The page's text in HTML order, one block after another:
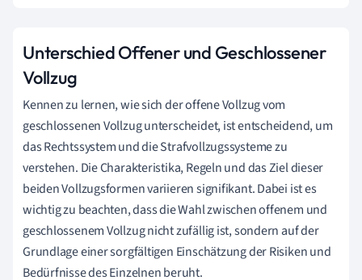
Unterschied Offener und Geschlossener
Vollzug
Kennen zu lernen, wie sich der offene Vollzug vom
geschlossenen Vollzug unterscheidet, ist entscheidend, um
das Rechtssystem und die Strafvollzugssysteme zu
verstehen. Die Charakteristika, Regeln und das Ziel dieser
beiden Vollzugsformen variieren signifikant. Dabei ist es
wichtig zu beachten, dass die Wahl zwischen offenem und
geschlossenem Vollzug nicht zufällig ist, sondern auf der
Grundlage einer sorgfältigen Einschätzung der Risiken und
Bedürfnisse des Einzelnen beruht.